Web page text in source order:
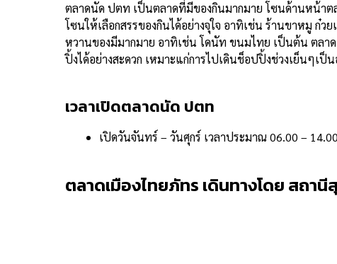
ตลาดนัด ปตท เป็นตลาดที่มีของกินมากมาย โซนด้านหน้าต
โซนให้เลือกสรรของกินได้อย่างจุใจ อาทิเช่น ร้านขาหมู ก๋ว
หวานของมีมากมาย อาทิเช่น โดนัท ขนมไทย เป็นต้น ตลา
ปิ้งได้อย่างสะดวก เหมาะแก่การไปเดินช็อปปิ้งช่วงเย็นๆเป็น
เวลาเปิดตลาดนัด ปตท
เปิดวันจันทร์ – วันศุกร์ เวลาประมาณ 06.00 –
ตลาดเมืองไทยภัทร เดินทางโดย สถา